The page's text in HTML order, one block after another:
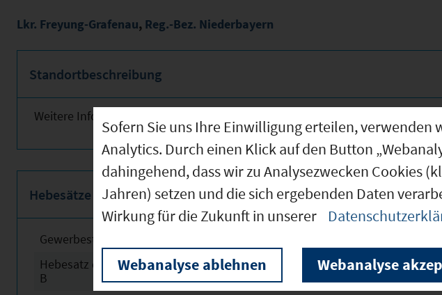
Lkr. Freyung-Grafenau, Reg.-Bez. Niederbayern
Standortbeschreibung
Weitere Informationen finden Sie obenstehend!
Hebesätze
Gewerbesteuerhebesatz
Hebesatz der Grundsteuer
B
2024 330
Sofern Sie uns Ihre Einwilligung erteilen, verwenden
Analytics. Durch einen Klick auf den Button
dahingehend, dass wir zu Analysezwecken Cookies
Jahren) setzen und die sich ergebenden Daten
Wirkung für die Zukunft in unserer
Webanalyse ablehnen Webanalyse